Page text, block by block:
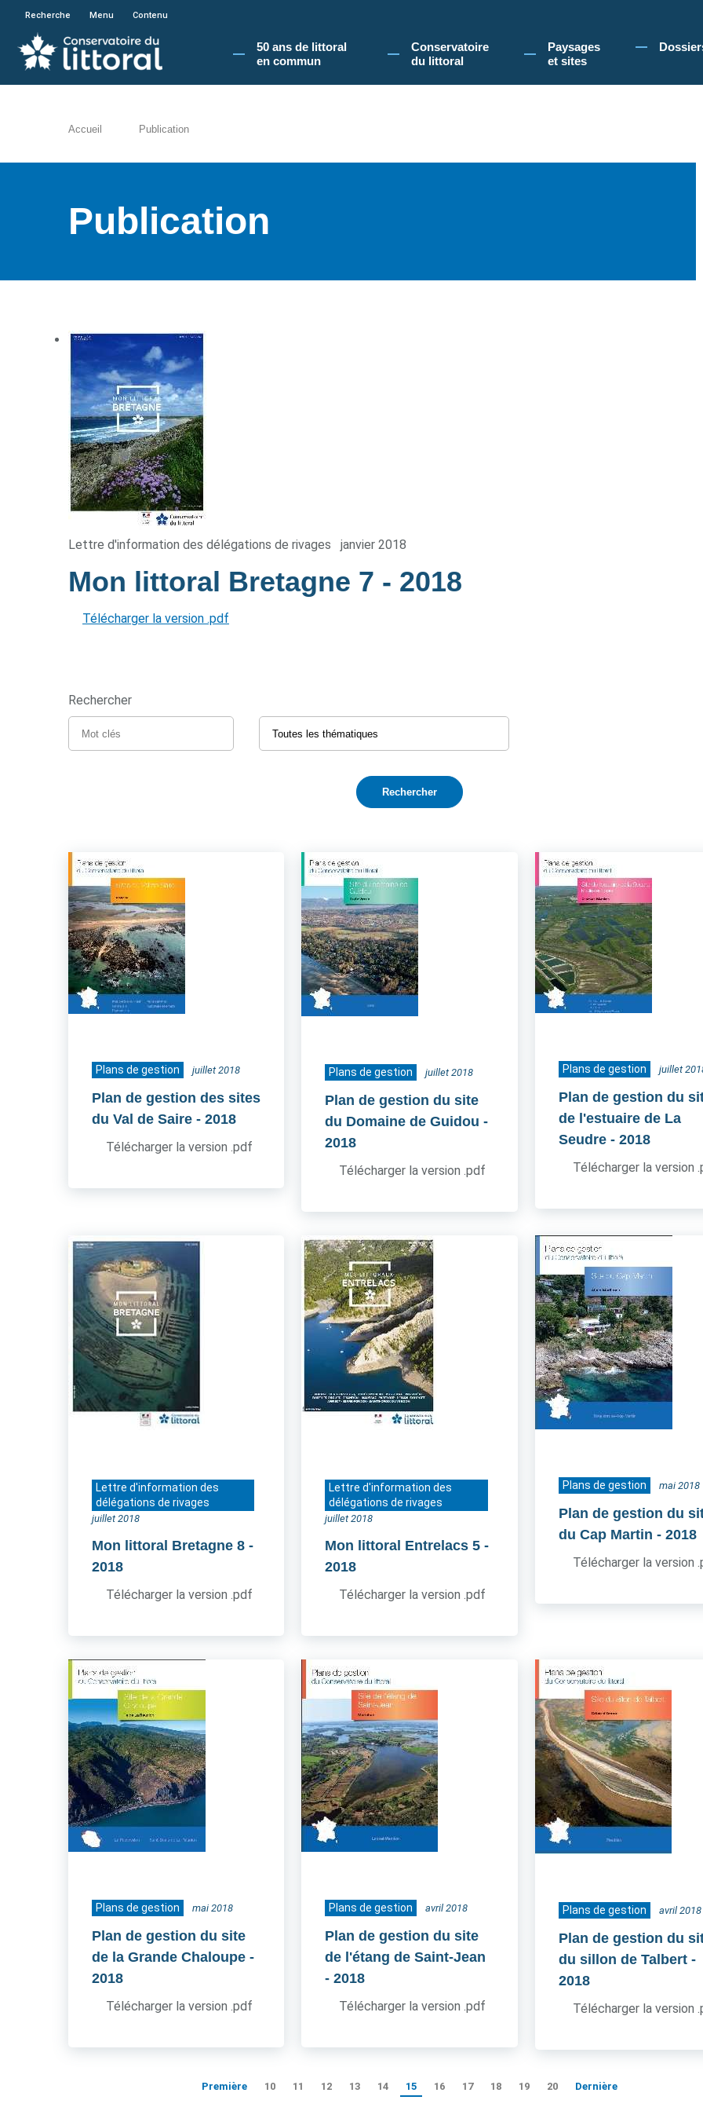
En poursuivant votre navigation sur le site du Conservatoire du littoral, vous acceptez l'utilisation de cookies pour vous
Recherche Menu Contenu
50 ans de littoral
en commun​
Conservatoire
du littoral
Paysages
et sites
Accueil Publication
Publication
Lettre d'information des délégations de rivages janvier 2018
Mon littoral Bretagne 7 - 2018
Télécharger la version .pdf
Rechercher
Plans de gestion juillet 2018
Plan de gestion des sites
du Val de Saire - 2018
Télécharger la version .pdf
Plans de gestion juillet 2018
Plan de gestion du site
du Domaine de Guidou -
2018
Télécharger la version .pdf
Plans de gestion juillet
Plan de gestion du
de l'estuaire de La
Seudre - 2018
Télécharger la version
Lettre d'information des
délégations de rivages
juillet 2018
Mon littoral Bretagne 8 -
2018
Télécharger la version .pdf
Lettre d'information des
délégations de rivages
juillet 2018
Mon littoral Entrelacs 5 -
2018
Télécharger la version .pdf
Plans de gestion mai 2018
Plan de gestion du
du Cap Martin - 2018
Télécharger la version
Plans de gestion mai 2018
Plan de gestion du site
de la Grande Chaloupe -
2018
Télécharger la version .pdf
Plans de gestion avril 2018
Plan de gestion du site
de l'étang de Saint-Jean
- 2018
Télécharger la version .pdf
Plans de gestion avril 2018
Plan de gestion du
du sillon de Talbert -
2018
Télécharger la version
Première 10 11 12 13 14 15 16 17 18 19 20 Dernière